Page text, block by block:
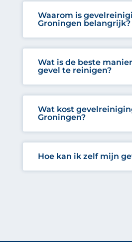
Waarom is
Groningen belangrijk?
Wat is de beste
gevel te reinigen?
Wat kost
Groningen?
Hoe kan ik zelf mijn